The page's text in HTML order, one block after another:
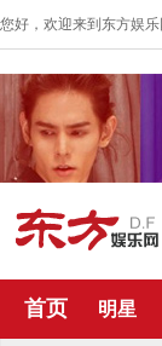
您好，欢迎来到东方娱乐
首页 明星